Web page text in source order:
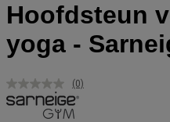
Hoofdsteun
yoga -
Geen
scorewaarde.
Dezelfde
(0)